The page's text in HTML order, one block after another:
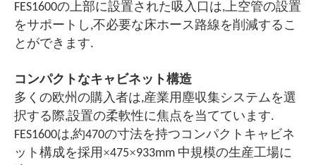
FES1600の上部に設置された吸入口は,上空管の設置
をサポートし,不必要な床ホース路線を削減するこ
とができます.
コンパクトなキャビネット構造
多くの欧州の購入者は,産業用塵収集システムを選
択する際,設置の柔軟性に焦点を当てています.
FES1600は,約470の寸法を持つコンパクトキャビネ
ット構成を採用×475×933mm 中規模の生産工場に